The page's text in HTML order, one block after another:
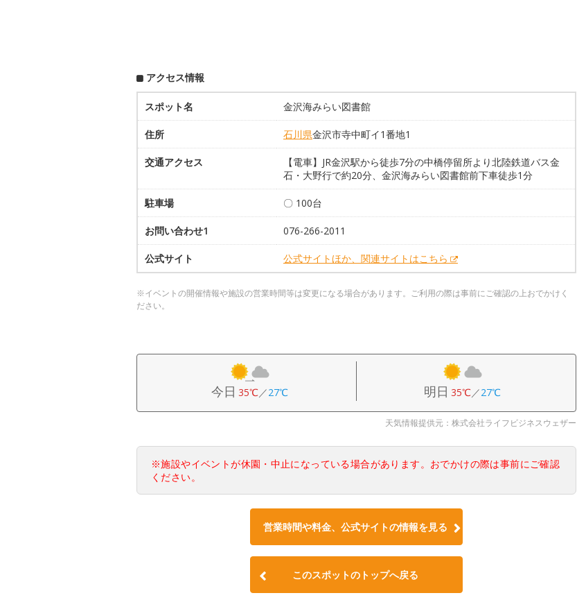
アクセス情報
スポット名 金沢海みらい図書館
住所 石川県金沢市寺中町イ1番地1
交通アクセス
【電車】JR金沢駅から徒歩7分の中橋停留所より北陸鉄道バス金
石・大野行で約20分、金沢海みらい図書館前下車徒歩1分
駐車場 〇 100台
お問い合わせ1 076-266-2011
公式サイト 公式サイトほか、関連サイトはこちら
※イベントの開催情報や施設の営業時間等は変更になる場合があります。ご利用の際は事前にご確認の上おでかけく
ださい。
今日 35℃／27℃ 明日 35℃／27℃
天気情報提供元：株式会社ライフビジネスウェザー
※施設やイベントが休園・中止になっている場合があります。おでかけの際は事前にご確認
ください。
営業時間や料金、公式サイトの情報を見る
このスポットのトップへ戻る